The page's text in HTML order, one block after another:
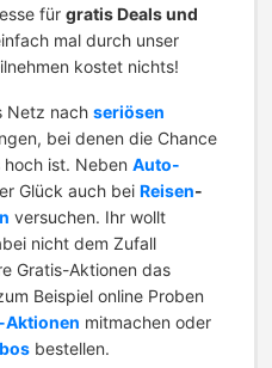
für gratis Deals und
mal durch unser
kostet nichts!
Netz nach seriösen
bei denen die Chance
ist. Neben Auto-
Glück auch bei Reisen-
versuchen. Ihr wollt
nicht dem Zufall
Gratis-Aktionen das
Beispiel online Proben
mitmachen oder
bestellen.